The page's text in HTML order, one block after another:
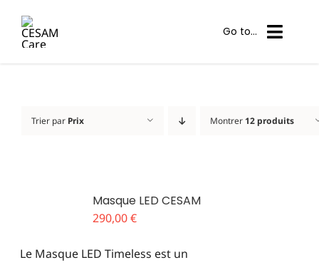
contenu
Go to...
Centres partenaires
Panier
Trier par Prix Montrer 12 produits
Masque LED CESAM
290,00€
Le Masque LED Timeless est un